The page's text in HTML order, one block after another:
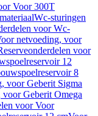
Voor 300T
Wc-sturingen
voor Wc-
netvoeding, voor
voor
12
8
voor Geberit Sigma
Geberit Omega
voor Voor